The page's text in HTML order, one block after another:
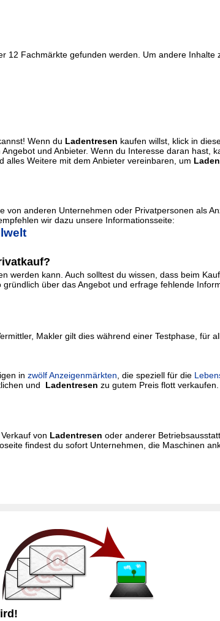
12 Fachmärkte gefunden werden. Um andere Inhalte
Wenn du Ladentresen kaufen willst, klick in
und Anbieter. Wenn du Interesse daran hast,
Weitere mit dem Anbieter vereinbaren, um
anderen Unternehmen oder Privatpersonen als
wir dazu unsere Informationsseite:
werden kann. Auch solltest du wissen, dass beim
über das Angebot und erfrage fehlende
Makler gilt dies während einer Testphase, für
in zwölf Anzeigenmärkten , die speziell für die
und Ladentresen zu gutem Preis flott
von Ladentresen oder anderer
findest du sofort Unternehmen, die Maschinen